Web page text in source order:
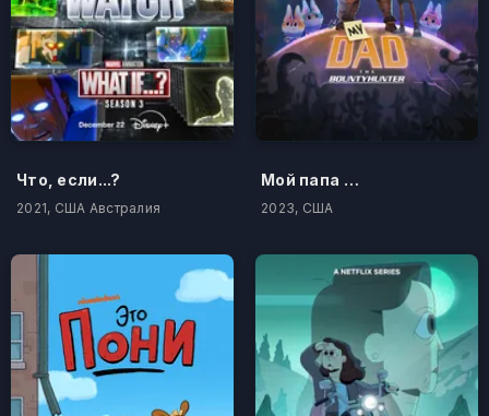
Что, если...?
2021, США Австралия
Мой папа — охотник за инопланетянами
2023, США